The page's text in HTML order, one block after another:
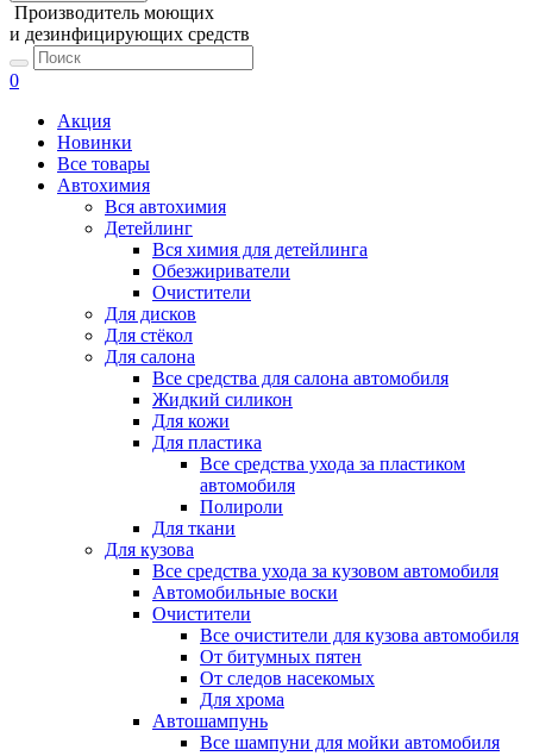
Производитель моющих
и дезинфицирующих средств
0
Акция
Новинки
Все товары
Автохимия
Вся автохимия
Детейлинг
Вся химия для детейлинга
Обезжириватели
Очистители
Для дисков
Для стёкол
Для салона
Все средства для салона автомобиля
Жидкий силикон
Для кожи
Для пластика
Все средства ухода за пластиком
автомобиля
Полироли
Для ткани
Для кузова
Все средства ухода за кузовом автомобиля
Автомобильные воски
Очистители
Все очистители для кузова автомобиля
От битумных пятен
От следов насекомых
Для хрома
Автошампунь
Все шампуни для мойки автомобиля